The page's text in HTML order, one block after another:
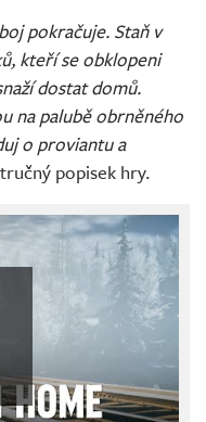
pokračuje. Staň v
kteří se obklopeni
dostat domů.
na palubě obrněného
o proviantu a
popisek hry.